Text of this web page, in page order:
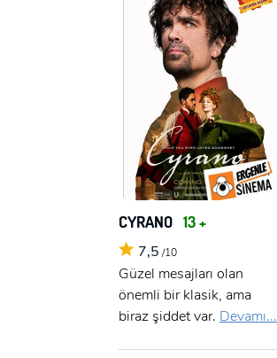
CYRANO 13 +
7,5 /10
Güzel mesajları olan
önemli bir klasik, ama
biraz şiddet var. Devamı...